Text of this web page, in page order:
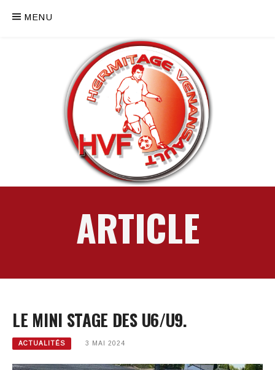
MENU
ARTICLE
LE MINI STAGE DES U6/U9.
ACTUALITÉS 3 MAI 2024